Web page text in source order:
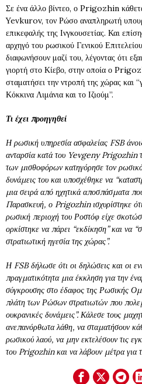
Σε ένα άλλο βίντεο, ο Prigozhin
Yevkurov, τον Ρώσο αναπληρωτή
επικεφαλής της Ινγκουσετίας. Και
αρχηγό του ρωσικού Γενικού
διαφωνήσουν μαζί του, λέγοντας ότι
γιορτή στο Κίεβο, στην οποία ο
σταματήσει την ντροπή της χώρας και
Κόκκινα Λιμάνια και το Ιζιούμ”.
Τι έχει προηγηθεί
Η ρωσική υπηρεσία ασφαλείας FSB
ανταρσία κατά του Yevgeny Prigozhin
των μισθοφόρων κατηγόρησε τον ρωσικό
δυνάμεις του και υποσχέθηκε να
μια σειρά από ηχητικά αποσπάσματα
Παρασκευή, ο Prigozhin ισχυρίστηκε
ρωσική περιοχή του Ροστόφ είχε
ορκίστηκε να πάρει “εκδίκηση” και να
στρατιωτική ηγεσία της χώρας”.
Η FSB δήλωσε ότι οι δηλώσεις και οι
πραγματικότητα μια έκκληση για την
σύγκρουσης στο έδαφος της Ρωσικής
πλάτη των Ρώσων στρατιωτών που
ουκρανικές δυνάμεις”. Κάλεσε τους
ανεπανόρθωτα λάθη, να σταματήσουν
ρωσικού λαού, να μην εκτελέσουν τις
του Prigozhin και να λάβουν μέτρα για